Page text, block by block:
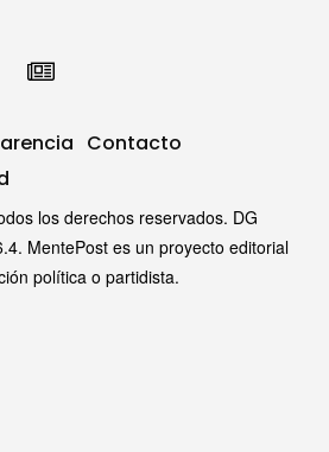
Contacto
los derechos reservados. DG
MentePost es un proyecto editorial
política o partidista.